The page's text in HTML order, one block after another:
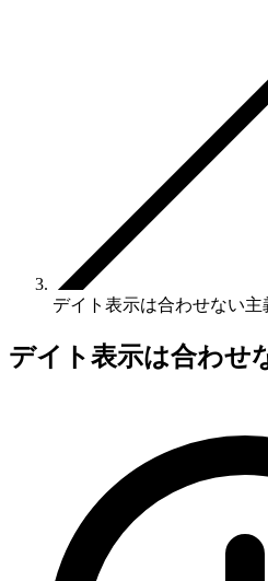
デイト表示は合わせない主
デイト表示は合わせ